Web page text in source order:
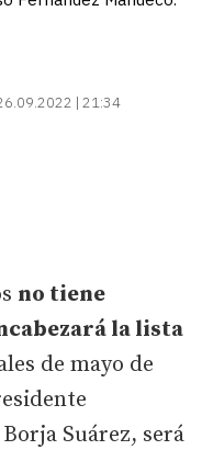
| 21:34
no tiene
la lista
de mayo de
Suárez, será